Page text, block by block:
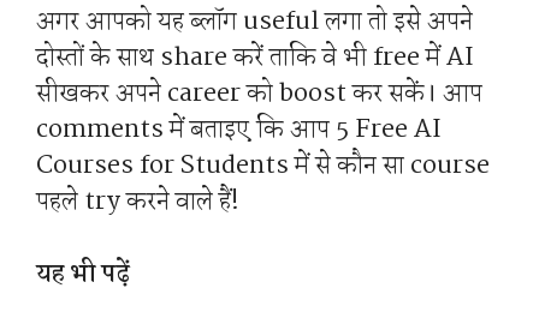
अगर आपको यह ब्लॉग useful लगा तो इसे अपने
दोस्तों के साथ share करें ताकि वे भी free में AI
सीखकर अपने career को boost कर सकें। आप
comments में बताइए कि आप 5 Free AI
Courses for Students में से कौन सा course
पहले try करने वाले हैं!
यह भी पढ़ें